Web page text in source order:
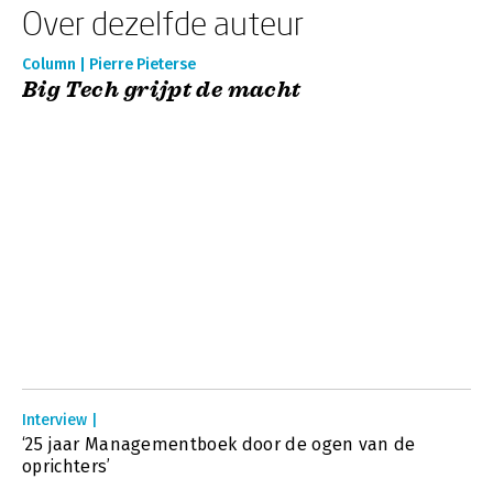
Over dezelfde auteur
Column | Pierre Pieterse
Big Tech grijpt de macht
Interview |
‘25 jaar Managementboek door de ogen van de
oprichters’